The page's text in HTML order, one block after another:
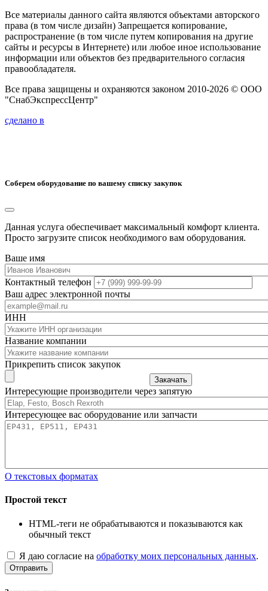
Все материалы данного сайта являются объектами авторского
права (в том числе дизайн) Запрещается копирование,
распространение (в том числе путем копирования на другие
сайты и ресурсы в Интернете) или любое иное использование
информации или объектов без предварительного согласия
правообладателя.
Все права защищены и охраняются законом 2010-2026 © ООО
"СнабЭкспрессЦентр"
сделано в
Соберем оборудование по вашему списку закупок
Данная услуга обеспечивает максимальный комфорт клиента.
Просто загрузите список необходимого вам оборудования.
Ваше имя
Контактный телефон
Ваш адрес электронной почты
ИНН
Название компании
Прикрепить список закупок
Закачать
Интересующие производители через запятую
Интересующее вас оборудование или запчасти
О текстовых форматах
Простой текст
HTML-теги не обрабатываются и показываются как
обычный текст
Я даю согласие на обработку моих персональных данных.
Отправить